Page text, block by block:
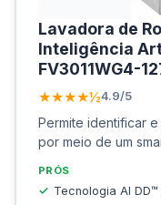
Lavadora de
Inteligência
FV3011WG4-
★★★★½4.9/5
Permite identificar
por meio de um
PRÓS
Tecnologia AI